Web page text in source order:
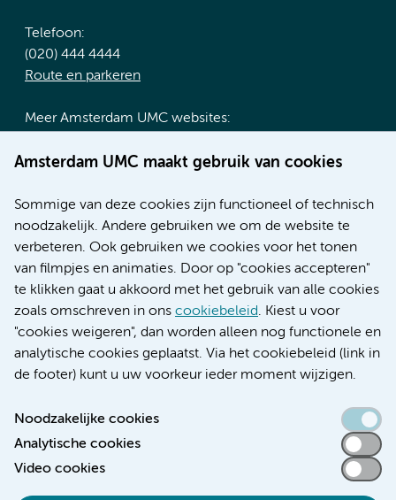
Amsterdam UMC maakt gebruik van cookies
Sommige van deze cookies zijn functioneel of technisch
noodzakelijk. Andere gebruiken we om de website te
verbeteren. Ook gebruiken we cookies voor het tonen
van filmpjes en animaties. Door op "cookies accepteren"
te klikken gaat u akkoord met het gebruik van alle cookies
zoals omschreven in ons cookiebeleid. Kiest u voor
"cookies weigeren", dan worden alleen nog functionele en
analytische cookies geplaatst. Via het cookiebeleid (link in
de footer) kunt u uw voorkeur ieder moment wijzigen.
Noodzakelijke cookies
Analytische cookies
Video cookies
Telefoon:
(020) 444 4444
Route en parkeren
Meer Amsterdam UMC websites:
Werken bij Amsterdam UMC
Nieuws
Research
Educatie locatie AMC
Educatie locatie VUmc
Toegankelijkheidsverklaring
Responsible disclosure